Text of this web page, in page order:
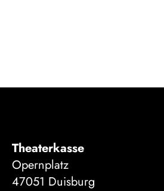
Theaterkasse
Opernplatz
47051 Duisburg